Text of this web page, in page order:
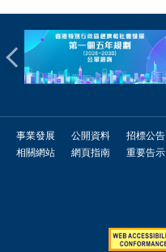
事業發展 公開資料 招標公告
相關網站
網頁指南 重要告示